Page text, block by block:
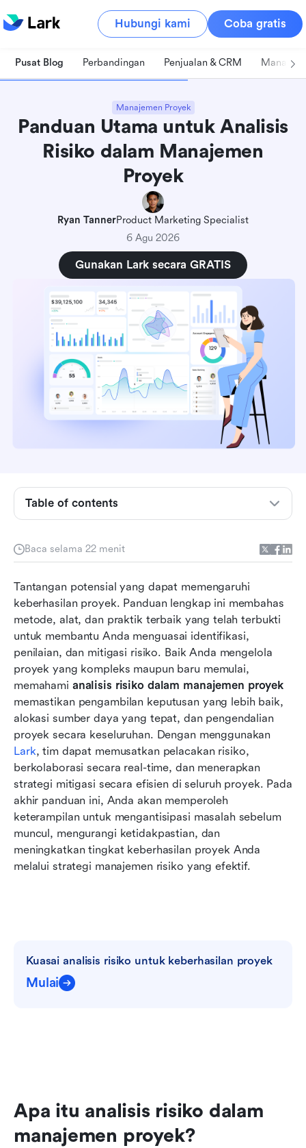
Hubungi kami Coba gratis
Pusat Blog Perbandingan Penjualan & CRM
Manajemen Proyek
Panduan Utama untuk Analisis
Risiko dalam Manajemen
Proyek
Ryan TannerProduct Marketing Specialist
6 Agu 2026
Gunakan Lark secara GRATIS
Baca selama 22 menit
Tantangan potensial yang dapat memengaruhi
keberhasilan proyek. Panduan lengkap ini membahas
metode, alat, dan praktik terbaik yang telah terbukti
untuk membantu Anda menguasai identifikasi,
penilaian, dan mitigasi risiko. Baik Anda mengelola
proyek yang kompleks maupun baru memulai,
memahami analisis risiko dalam manajemen proyek
memastikan pengambilan keputusan yang lebih baik,
alokasi sumber daya yang tepat, dan pengendalian
Lark, tim dapat memusatkan pelacakan risiko,
berkolaborasi secara real-time, dan menerapkan
strategi mitigasi secara efisien di seluruh proyek. Pada
akhir panduan ini, Anda akan memperoleh
keterampilan untuk mengantisipasi masalah sebelum
muncul, mengurangi ketidakpastian, dan
meningkatkan tingkat keberhasilan proyek Anda
melalui strategi manajemen risiko yang efektif.
Kuasai analisis risiko untuk keberhasilan proyek
Mulai
Apa itu analisis risiko dalam
manajemen proyek?
Table of contents
proyek?
keberhasilan proyek
Mulai dengan Lark: Cara mengelola analisis
risiko dalam manajemen proyek
Metode dan teknik terbaik untuk analisis risiko
yang efektif
Keuntungan dan keterbatasan analisis risiko
dalam manajemen proyek
Kesimpulan
FAQ
Bacaan terkait